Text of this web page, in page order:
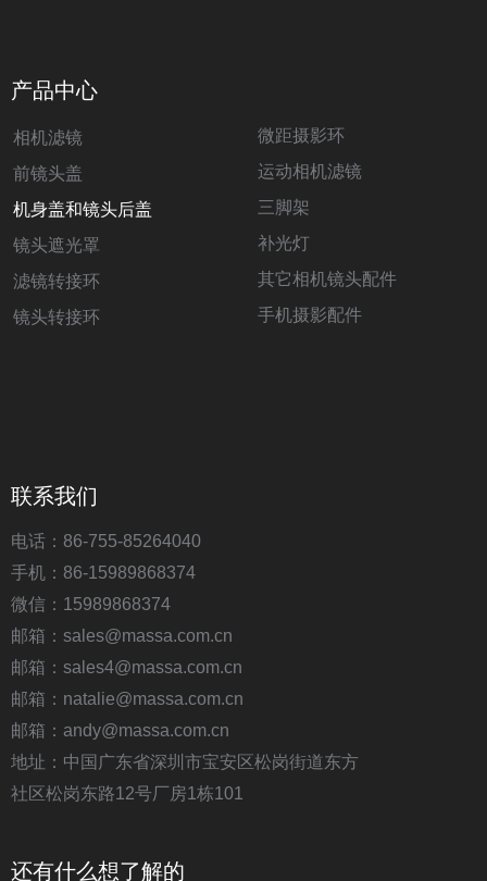
还有什么想了解的
产品中心
相机滤镜
前镜头盖
机身盖和镜头后盖
镜头遮光罩
滤镜转接环
镜头转接环
微距摄影环
运动相机滤镜
三脚架
补光灯
其它相机镜头配件
手机摄影配件
联系我们
电话：86-755-85264040
手机：86-15989868374
微信：15989868374
邮箱：sales@massa.com.cn
邮箱：sales4@massa.com.cn
邮箱：natalie@massa.com.cn
邮箱：andy@massa.com.cn
地址：中国广东省深圳市宝安区松岗街道东方
社区松岗东路12号厂房1栋101